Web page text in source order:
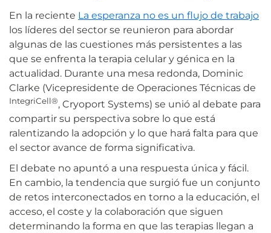
En la reciente La esperanza no es un flujo de trabajo
los líderes del sector se reunieron para abordar
algunas de las cuestiones más persistentes a las
que se enfrenta la terapia celular y génica en la
actualidad. Durante una mesa redonda, Dominic
Clarke (Vicepresidente de Operaciones Técnicas de
IntegriCell®, Cryoport Systems) se unió al debate para
compartir su perspectiva sobre lo que está
ralentizando la adopción y lo que hará falta para que
el sector avance de forma significativa.
El debate no apuntó a una respuesta única y fácil.
En cambio, la tendencia que surgió fue un conjunto
de retos interconectados en torno a la educación, el
acceso, el coste y la colaboración que siguen
determinando la forma en que las terapias llegan a